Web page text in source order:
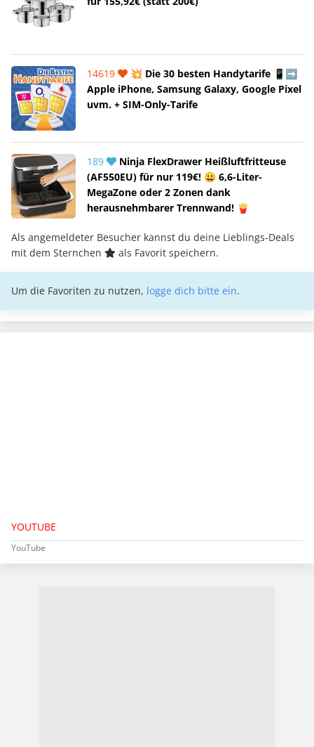
14619
💥 Die 30 besten Handytarife 📱➡️
Apple iPhone, Samsung Galaxy, Google Pixel
uvm. + SIM-Only-Tarife
189
Ninja FlexDrawer Heißluftfritteuse
(AF550EU) für nur 119€! 😀 6,6-Liter-
MegaZone oder 2 Zonen dank
herausnehmbarer Trennwand! 🍟
Als angemeldeter Besucher kannst du deine Lieblings-Deals
mit dem Sternchen
als Favorit speichern.
Um die Favoriten zu nutzen, logge dich bitte ein.
YOUTUBE
YouTube